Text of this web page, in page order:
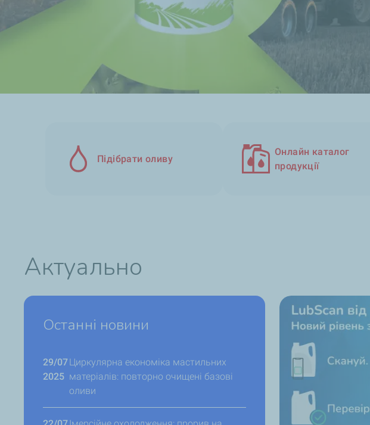
Підібрати оливу
Онлайн каталог
продукції
Актуально
Останні новини
29/07
2025
Циркулярна економіка мастильних
матеріалів: повторно очищені базові
оливи